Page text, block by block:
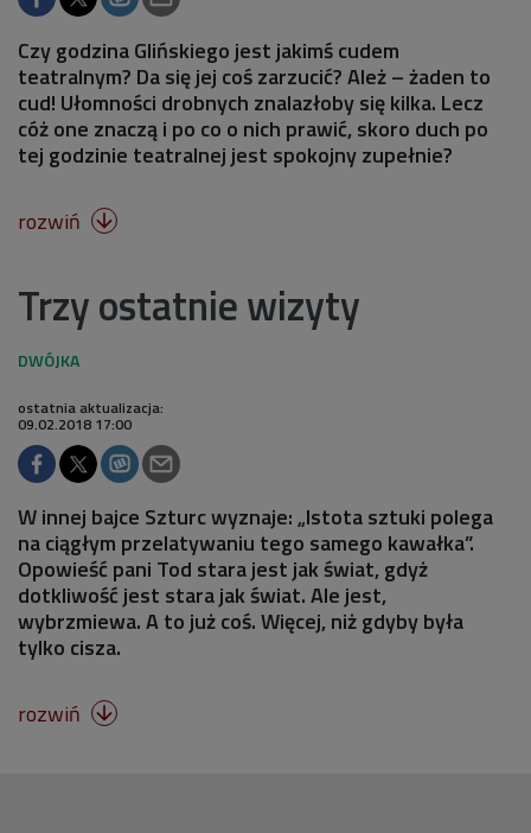
Czy godzina Glińskiego jest jakimś cudem
teatralnym? Da się jej coś zarzucić? Ależ – żaden to
cud! Ułomności drobnych znalazłoby się kilka. Lecz
cóż one znaczą i po co o nich prawić, skoro duch po
tej godzinie teatralnej jest spokojny zupełnie?
rozwiń 
Trzy ostatnie wizyty
ostatnia aktualizacja:
09.02.2018 17:00
W innej bajce Szturc wyznaje: „Istota sztuki polega
na ciągłym przelatywaniu tego samego kawałka”.
Opowieść pani Tod stara jest jak świat, gdyż
dotkliwość jest stara jak świat. Ale jest,
wybrzmiewa. A to już coś. Więcej, niż gdyby była
tylko cisza.
rozwiń 